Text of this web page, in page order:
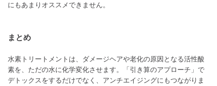
にもあまりオススメできません。
まとめ
水素トリートメントは、ダメージヘアや老化の原因となる活性酸
素を、ただの水に化学変化させます。「引き算のアプローチ」で
デトックスをするだけでなく、アンチエイジングにもつながりま